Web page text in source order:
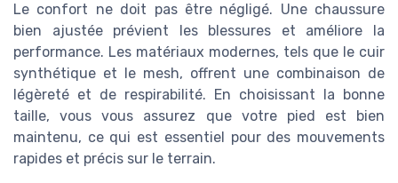
Le confort ne doit pas être négligé. Une chaussure
bien ajustée prévient les blessures et améliore la
performance. Les matériaux modernes, tels que le cuir
synthétique et le mesh, offrent une combinaison de
légèreté et de respirabilité. En choisissant la bonne
taille, vous vous assurez que votre pied est bien
maintenu, ce qui est essentiel pour des mouvements
rapides et précis sur le terrain.